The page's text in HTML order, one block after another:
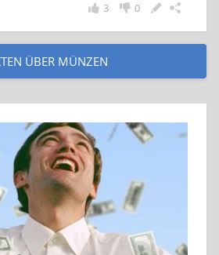
0
3
ÜBER MÜNZEN